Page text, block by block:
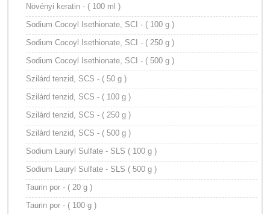
Növényi keratin - ( 100 ml )
Sodium Cocoyl Isethionate, SCI - ( 100 g )
Sodium Cocoyl Isethionate, SCI - ( 250 g )
Sodium Cocoyl Isethionate, SCI - ( 500 g )
Szilárd tenzid, SCS - ( 50 g )
Szilárd tenzid, SCS - ( 100 g )
Szilárd tenzid, SCS - ( 250 g )
Szilárd tenzid, SCS - ( 500 g )
Sodium Lauryl Sulfate - SLS ( 100 g )
Sodium Lauryl Sulfate - SLS ( 500 g )
Taurin por - ( 20 g )
Taurin por - ( 100 g )